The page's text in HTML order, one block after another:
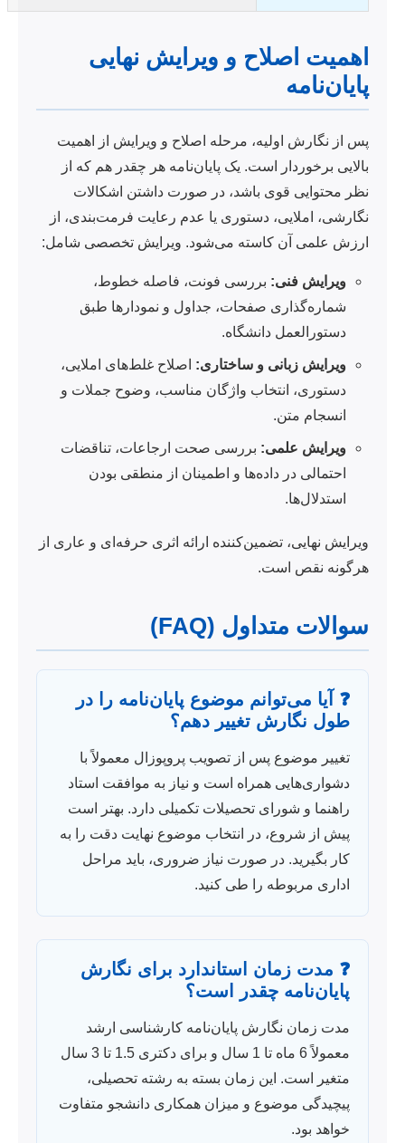
اهمیت اصلاح و ویرایش نهایی
پایان‌نامه
پس از نگارش اولیه، مرحله اصلاح و ویرایش از اهمیت
بالایی برخوردار است. یک پایان‌نامه هر چقدر هم که از
نظر محتوایی قوی باشد، در صورت داشتن اشکالات
نگارشی، املایی، دستوری یا عدم رعایت فرمت‌بندی، از
ارزش علمی آن کاسته می‌شود. ویرایش تخصصی شامل:
ویرایش فنی: بررسی فونت، فاصله خطوط،
شماره‌گذاری صفحات، جداول و نمودارها طبق
دستورالعمل دانشگاه.
ویرایش زبانی و ساختاری: اصلاح غلط‌های املایی،
دستوری، انتخاب واژگان مناسب، وضوح جملات و
انسجام متن.
ویرایش علمی: بررسی صحت ارجاعات، تناقضات
احتمالی در داده‌ها و اطمینان از منطقی بودن
استدلال‌ها.
ویرایش نهایی، تضمین‌کننده ارائه اثری حرفه‌ای و عاری از
هرگونه نقص است.
سوالات متداول (FAQ)
❓ آیا می‌توانم موضوع پایان‌نامه را در
طول نگارش تغییر دهم؟
تغییر موضوع پس از تصویب پروپوزال معمولاً با
دشواری‌هایی همراه است و نیاز به موافقت استاد
راهنما و شورای تحصیلات تکمیلی دارد. بهتر است
پیش از شروع، در انتخاب موضوع نهایت دقت را به
کار بگیرید. در صورت نیاز ضروری، باید مراحل
اداری مربوطه را طی کنید.
❓ مدت زمان استاندارد برای نگارش
پایان‌نامه چقدر است؟
مدت زمان نگارش پایان‌نامه کارشناسی ارشد
معمولاً 6 ماه تا 1 سال و برای دکتری 1.5 تا 3 سال
متغیر است. این زمان بسته به رشته تحصیلی،
پیچیدگی موضوع و میزان همکاری دانشجو متفاوت
خواهد بود.